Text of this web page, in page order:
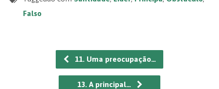
Falso
11. Uma preocupação…
13. A principal…